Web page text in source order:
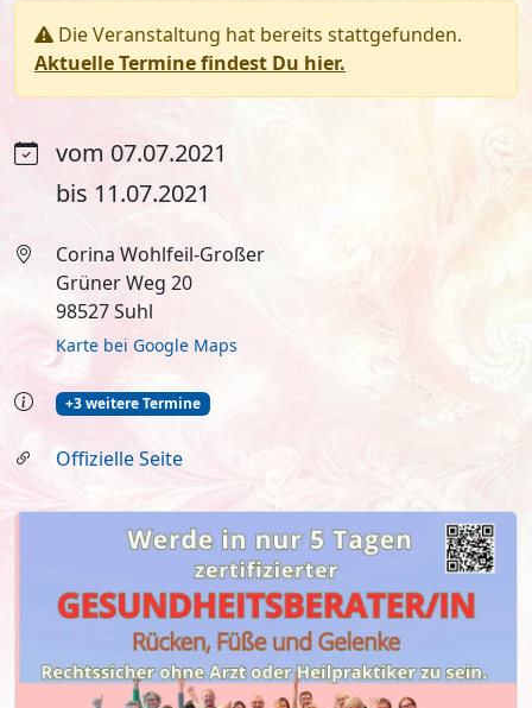
Die Veranstaltung hat bereits stattgefunden.
Aktuelle Termine findest Du hier.
vom 07.07.2021
bis 11.07.2021
Corina Wohlfeil-Großer
Grüner Weg 20
98527 Suhl
Karte bei Google Maps
+3 weitere Termine
Offizielle Seite